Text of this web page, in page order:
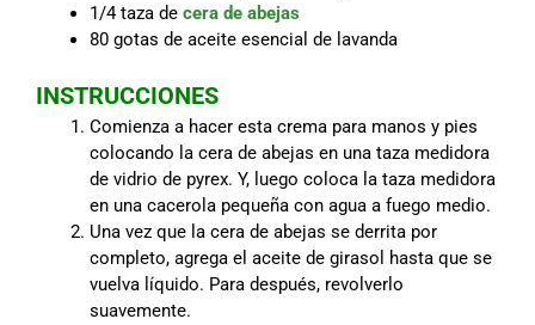
1/4 taza de cera de abejas
80 gotas de aceite esencial de lavanda
INSTRUCCIONES
Comienza a hacer esta crema para manos y pies
colocando la cera de abejas en una taza medidora
de vidrio de pyrex. Y, luego coloca la taza medidora
en una cacerola pequeña con agua a fuego medio.
Una vez que la cera de abejas se derrita por
completo, agrega el aceite de girasol hasta que se
vuelva líquido. Para después, revolverlo
suavemente.